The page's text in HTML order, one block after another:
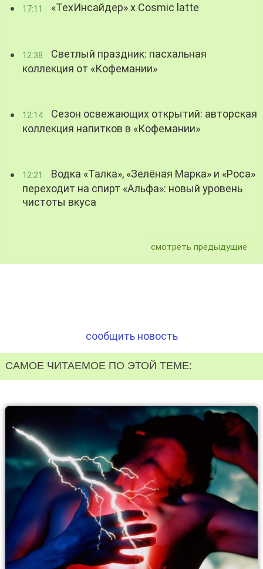
17:11 «ТехИнсайдер» х Cosmic latte
12:38
Светлый праздник: пасхальная
коллекция от «Кофемании»
12:14
Сезон освежающих открытий: авторская
коллекция напитков в «Кофемании»
12:21
Водка «Талка», «Зелёная Марка» и «Роса»
переходит на спирт «Альфа»: новый уровень
чистоты вкуса
смотреть предыдущие
сообщить новость
САМОЕ ЧИТАЕМОЕ ПО ЭТОЙ ТЕМЕ: